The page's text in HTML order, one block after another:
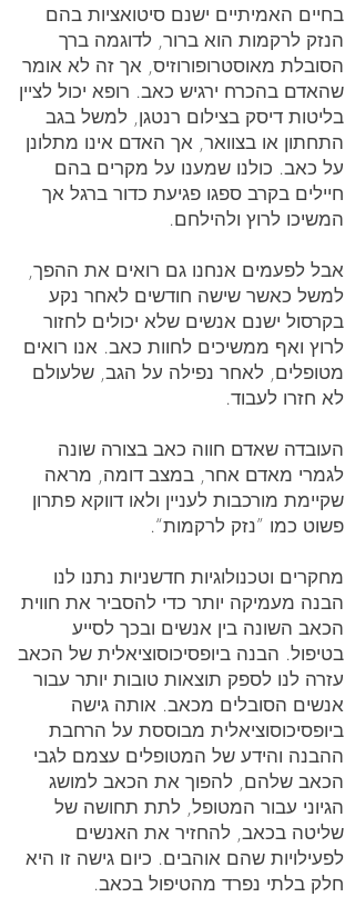
בחיים האמיתיים ישנם סיטואציות בהם
הנזק לרקמות הוא ברור, לדוגמה ברך
הסובלת מאוסטרופורוזיס, אך זה לא אומר
שהאדם בהכרח ירגיש כאב. רופא יכול לציין
בליטות דיסק בצילום רנטגן, למשל בגב
התחתון או בצוואר, אך האדם אינו מתלונן
על כאב. כולנו שמענו על מקרים בהם
חיילים בקרב ספגו פגיעת כדור ברגל אך
המשיכו לרוץ ולהילחם.
אבל לפעמים אנחנו גם רואים את ההפך,
למשל כאשר שישה חודשים לאחר נקע
בקרסול ישנם אנשים שלא יכולים לחזור
לרוץ ואף ממשיכים לחוות כאב. אנו רואים
מטופלים, לאחר נפילה על הגב, שלעולם
לא חזרו לעבוד.
העובדה שאדם חווה כאב בצורה שונה
לגמרי מאדם אחר, במצב דומה, מראה
שקיימת מורכבות לעניין ולאו דווקא פתרון
פשוט כמו ”נזק לרקמות“.
מחקרים וטכנולוגיות חדשניות נתנו לנו
הבנה מעמיקה יותר כדי להסביר את חווית
הכאב השונה בין אנשים ובכך לסייע
בטיפול. הבנה ביופסיכוסוציאלית של הכאב
עזרה לנו לספק תוצאות טובות יותר עבור
אנשים הסובלים מכאב. אותה גישה
ביופסיכוסוציאלית מבוססת על הרחבת
ההבנה והידע של המטופלים עצמם לגבי
הכאב שלהם, להפוך את הכאב למושג
הגיוני עבור המטופל, לתת תחושה של
שליטה בכאב, להחזיר את האנשים
לפעילויות שהם אוהבים. כיום גישה זו היא
חלק בלתי נפרד מהטיפול בכאב.